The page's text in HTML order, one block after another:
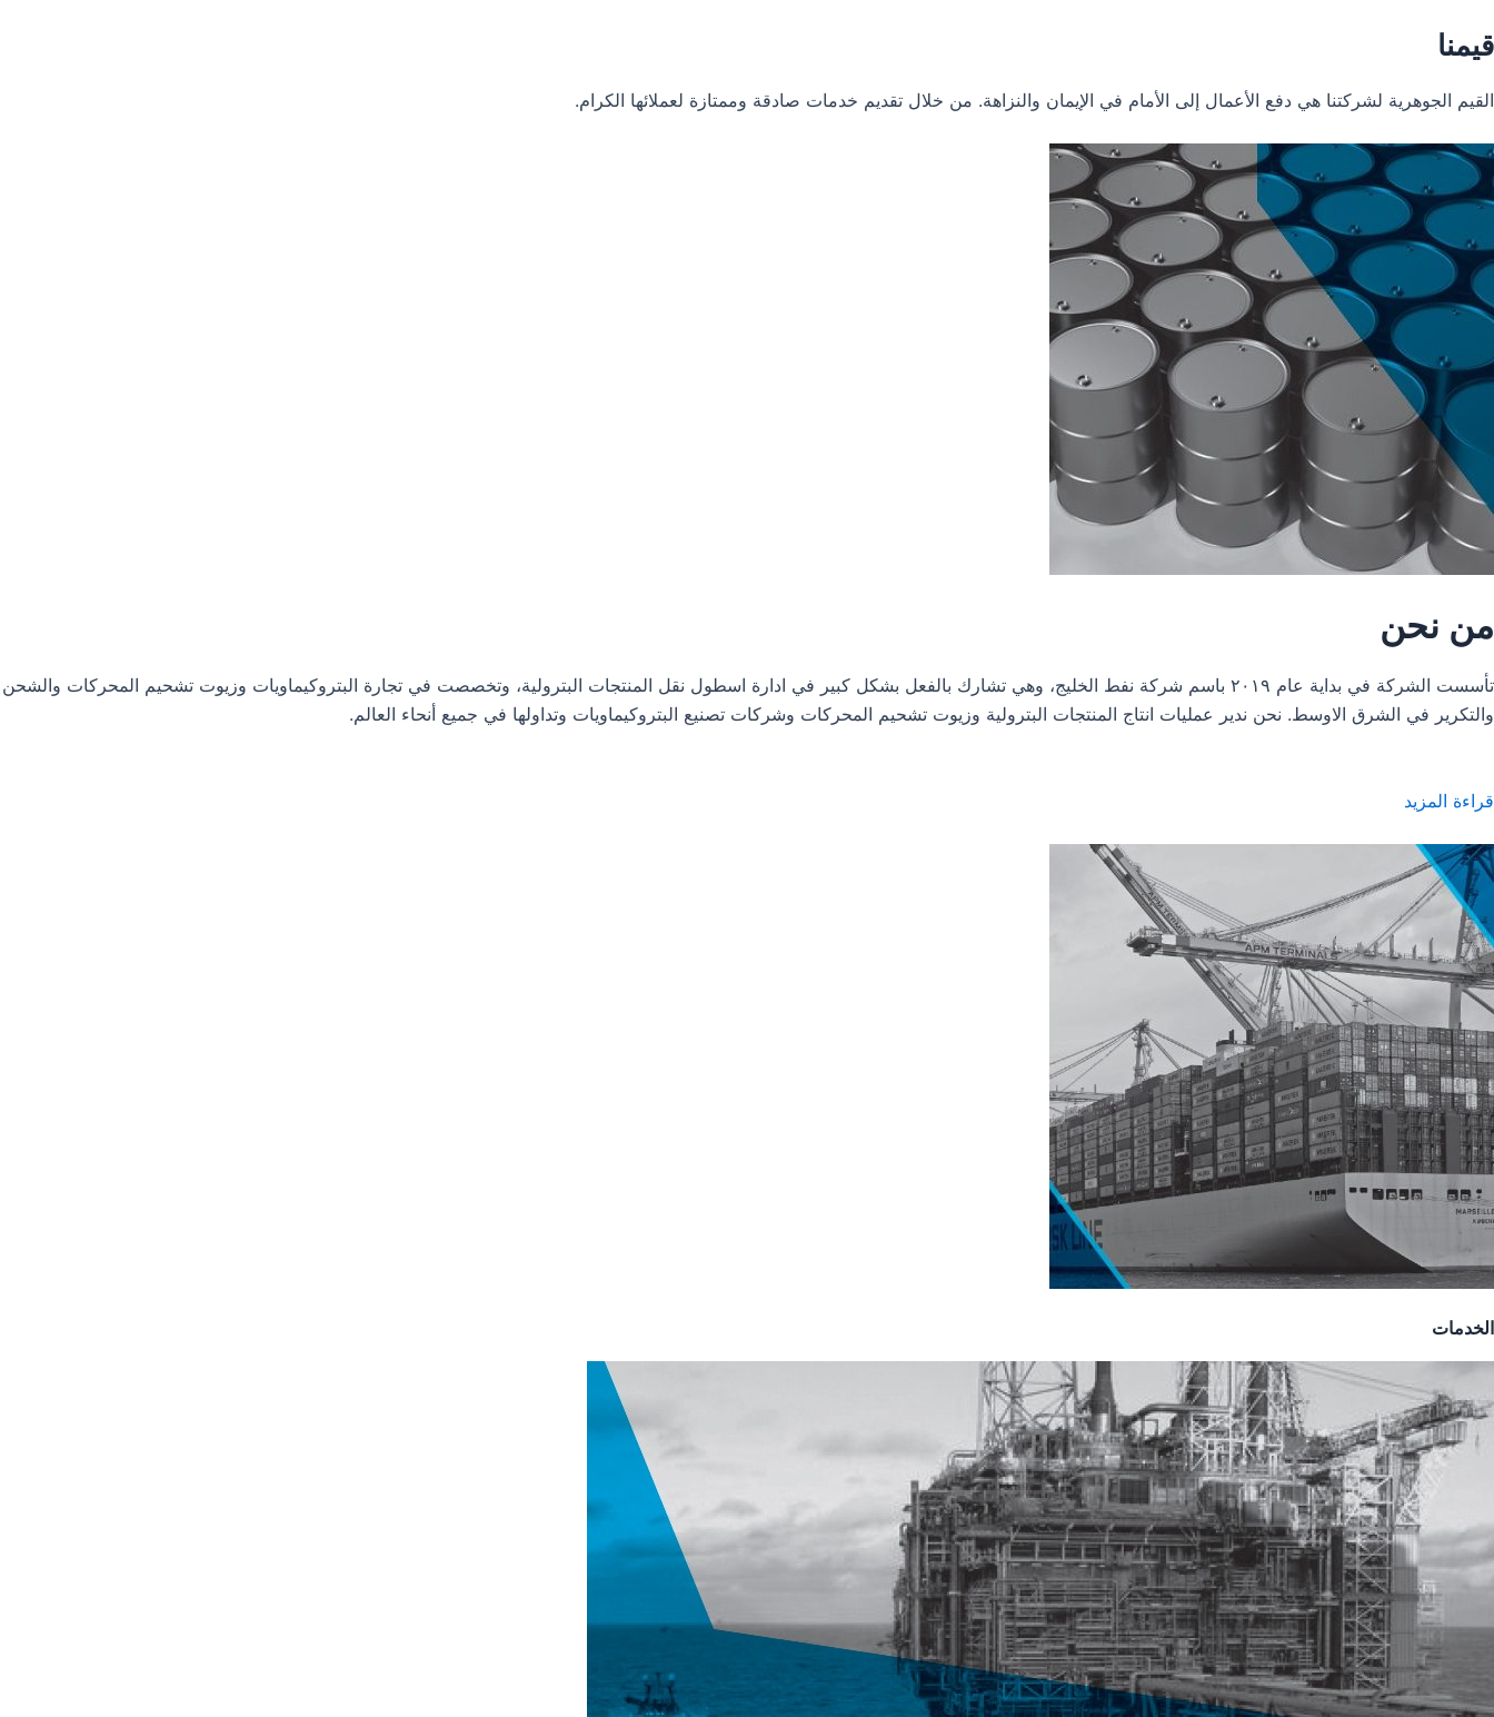
قيمنا
القيم الجوهرية لشركتنا هي دفع الأعمال إلى الأمام في الإيمان والنزاهة. من خلال تقديم خدمات صادقة وممتازة لعملائها الكرام.
من نحن
تأسست الشركة في بداية عام ٢٠١٩ باسم شركة نفط الخليج، وهي تشارك بالفعل بشكل كبير في ادارة اسطول نقل المنتجات البترولية، وتخصصت في تجارة البتروكيماويات وزيوت تشحيم المحركات والشحن
والتكرير في الشرق الاوسط. نحن ندير عمليات انتاج المنتجات البترولية وزيوت تشحيم المحركات وشركات تصنيع البتروكيماويات وتداولها في جميع أنحاء العالم.
قراءة المزيد
الخدمات